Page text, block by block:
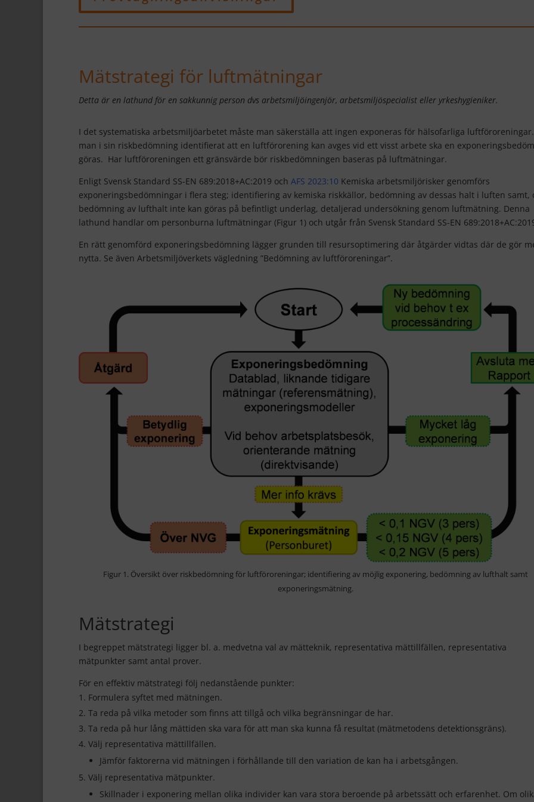
Mätstrategi för luftmätningar
Detta är en lathund för en sakkunnig person dvs arbetsmiljöingenjör, arbetsmiljöspecialist eller yrkeshygieniker.
I det systematiska arbetsmiljöarbetet måste man säkerställa att ingen exponeras för hälsofarliga
man i sin riskbedömning identifierat att en luftförorening kan avges vid ett visst arbete ska en
göras. Har luftföroreningen ett gränsvärde bör riskbedömningen baseras på luftmätningar.
Enligt Svensk Standard SS-EN 689:2018+AC:2019 och AFS 2023:10 Kemiska arbetsmiljörisker genomförs
exponeringsbedömningar i flera steg; identifiering av kemiska riskkällor, bedömning av dessas halt i luften samt,
bedömning av lufthalt inte kan göras på befintligt underlag, detaljerad undersökning genom luftmätning. Denna
lathund handlar om personburna luftmätningar (Figur 1) och utgår från Svensk Standard SS-EN
En rätt genomförd exponeringsbedömning lägger grunden till resursoptimering där åtgärder vidtas där de gör
nytta. Se även Arbetsmiljöverkets vägledning ”Bedömning av luftföroreningar”.
Figur 1. Översikt över riskbedömning för luftföroreningar; identifiering av möjlig exponering, bedömning av lufthalt samt
exponeringsmätning.
Mätstrategi
I begreppet mätstrategi ligger bl. a. medvetna val av mätteknik, representativa mättillfällen, representativa
mätpunkter samt antal prover.
För en effektiv mätstrategi följ nedanstående punkter:
Formulera syftet med mätningen.
Ta reda på vilka metoder som finns att tillgå och vilka begränsningar de har.
Ta reda på hur lång mättiden ska vara för att man ska kunna få resultat (mätmetodens detektionsgräns).
Välj representativa mättillfällen.
Jämför faktorerna vid mätningen i förhållande till den variation de kan ha i arbetsgången.
Välj representativa mätpunkter.
Skillnader i exponering mellan olika individer kan vara stora beroende på arbetssätt och erfarenhet. Om